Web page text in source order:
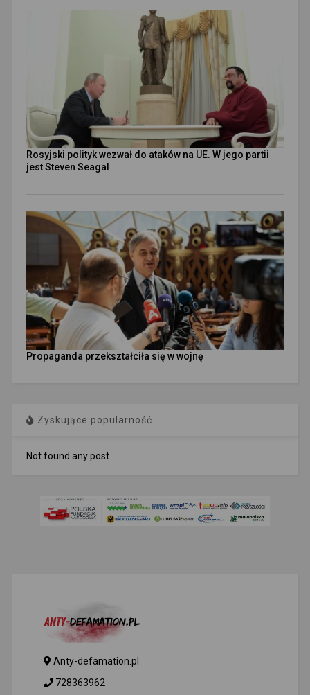
Rosyjski polityk wezwał do ataków na UE. W jego partii
jest Steven Seagal
Propaganda przekształciła się w wojnę
Zyskujące popularność
Not found any post
Anty-defamation.pl
728363962